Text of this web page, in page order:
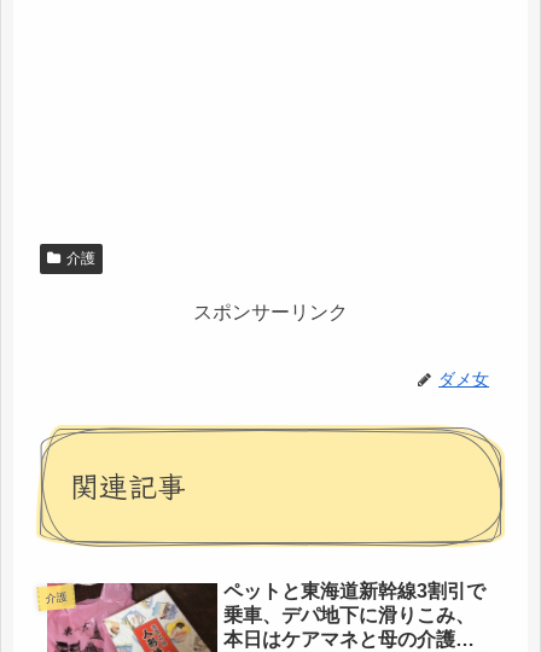
介護
スポンサーリンク
ダメ女
関連記事
介護
ペットと東海道新幹線3割引で
乗車、デパ地下に滑りこみ、
本日はケアマネと母の介護作